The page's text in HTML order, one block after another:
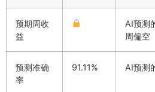
预期周收
益
AI预测
周偏空
预测准确
率
91.11% AI预测